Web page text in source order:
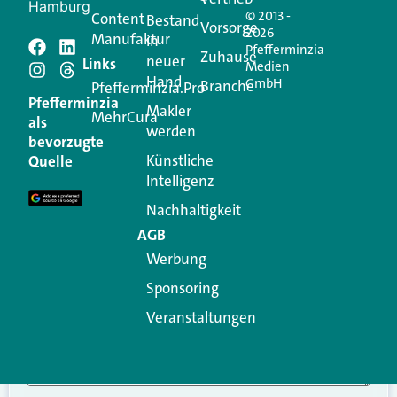
Schreiben Sie einen
Kommentar
Ihre E-Mail-Adresse wird nicht veröffentlicht.
Erforderliche Felder sind mit
Kommentar
Hamburg
Pfefferminzia
als
bevorzugte
Quelle
Content
Manufaktur
Links
Pfefferminzia.Pro
MehrCura
Bestand
in
neuer
Hand
Makler
werden
Künstliche
Intelligenz
Nachhaltigkeit
AGB
Werbung
Sponsoring
Veranstaltungen
Vorsorge
Zuhause
Branche
© 2013 -
2026
Pfefferminzia
Medien
GmbH